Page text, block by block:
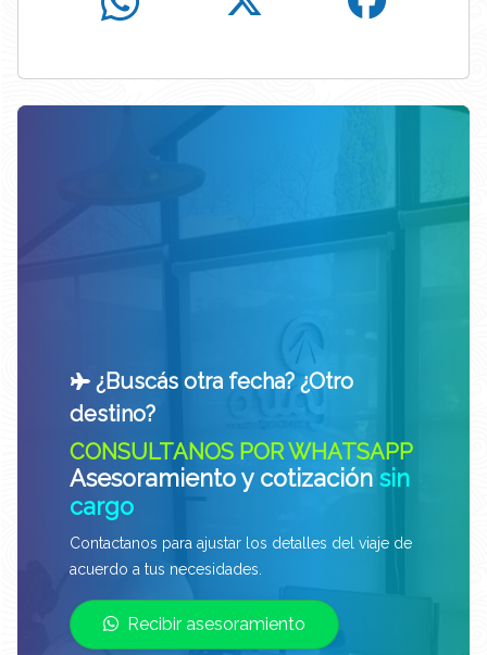
¿Buscás otra fecha? ¿Otro
destino?
CONSULTANOS POR WHATSAPP
Asesoramiento y cotización sin
cargo
Contactanos para ajustar los detalles del viaje de
acuerdo a tus necesidades.
Recibir asesoramiento